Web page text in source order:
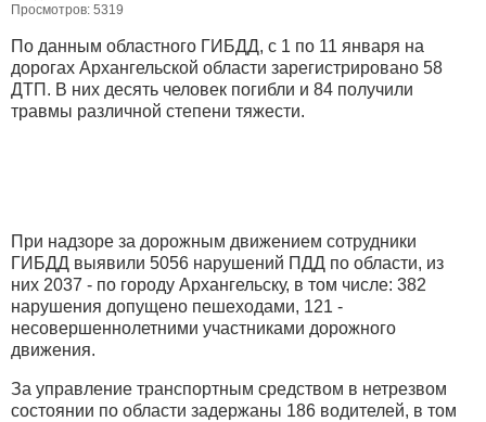
Просмотров: 5319
По данным областного ГИБДД, с 1 по 11 января на
дорогах Архангельской области зарегистрировано 58
ДТП. В них десять человек погибли и 84 получили
травмы различной степени тяжести.
При надзоре за дорожным движением сотрудники
ГИБДД выявили 5056 нарушений ПДД по области, из
них 2037 - по городу Архангельску, в том числе: 382
нарушения допущено пешеходами, 121 -
несовершеннолетними участниками дорожного
движения.
За управление транспортным средством в нетрезвом
состоянии по области задержаны 186 водителей, в том